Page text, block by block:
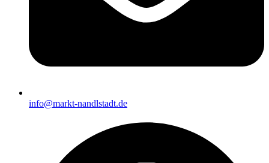
info@markt-nandlstadt.de